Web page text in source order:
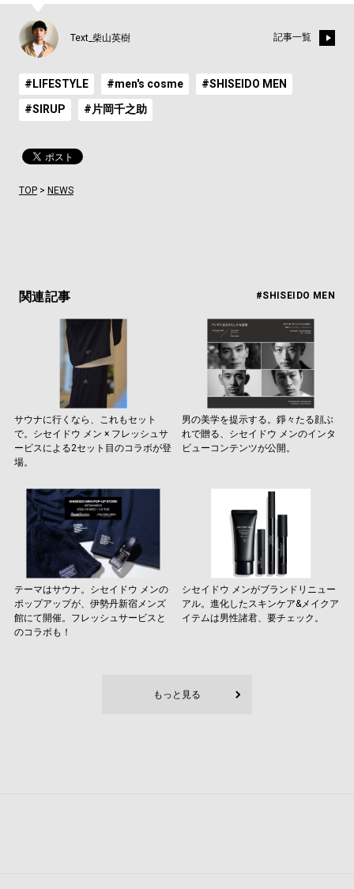
Text_柴山英樹 記事一覧
#LIFESTYLE #men's cosme #SHISEIDO MEN
#SIRUP #片岡千之助
TOP> NEWS
関連記事 #SHISEIDO MEN
サウナに行くなら、これもセット
で。シセイドウ メン × フレッシュサ
ービスによる2セット目のコラボが登
場。
男の美学を提示する。錚々たる顔ぶ
れで贈る、シセイドウ メンのインタ
ビューコンテンツが公開。
テーマはサウナ。シセイドウ メンの
ポップアップが、伊勢丹新宿メンズ
館にて開催。フレッシュサービスと
のコラボも！
シセイドウ メンがブランドリニュー
アル。進化したスキンケア&メイクア
イテムは男性諸君、要チェック。
もっと見る